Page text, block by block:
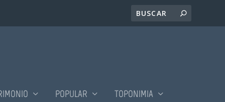
POPULAR TOPONIMIA